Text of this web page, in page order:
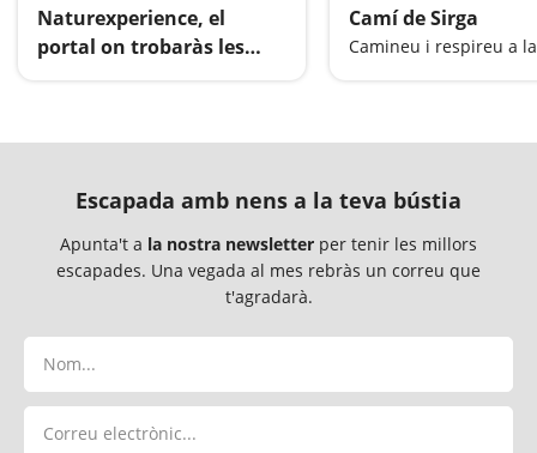
Naturexperience, el
portal on trobaràs les
Camí de Sirga
Escapada amb nens a la teva bústia
Apunta't a la nostra newsletter per tenir les millors
escapades. Una vegada al mes rebràs un correu que
t'agradarà.